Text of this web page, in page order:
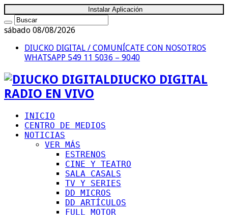
Instalar Aplicación
sábado 08/08/2026
DIUCKO DIGITAL / COMUNÍCATE CON NOSOTROS
WHATSAPP 549 11 5036 – 9040
DIUCKO DIGITAL
RADIO EN VIVO
INICIO
CENTRO DE MEDIOS
NOTICIAS
VER MÁS
ESTRENOS
CINE Y TEATRO
SALA CASALS
TV Y SERIES
DD MICROS
DD ARTÍCULOS
FULL MOTOR